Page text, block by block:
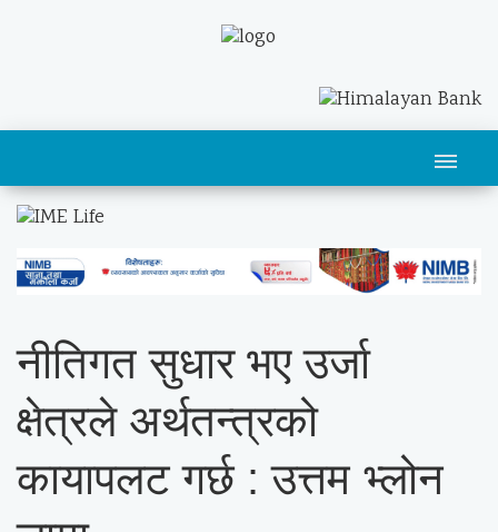
नीतिगत सुधार भए उर्जा
क्षेत्रले अर्थतन्त्रको
कायापलट गर्छ : उत्तम भ्लोन